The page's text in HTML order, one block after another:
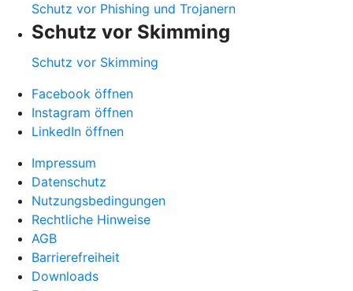
Schutz vor Phishing und Trojanern
Schutz vor Skimming
Schutz vor Skimming
Facebook öffnen
Instagram öffnen
LinkedIn öffnen
Impressum
Datenschutz
Nutzungsbedingungen
Rechtliche Hinweise
AGB
Barrierefreiheit
Downloads